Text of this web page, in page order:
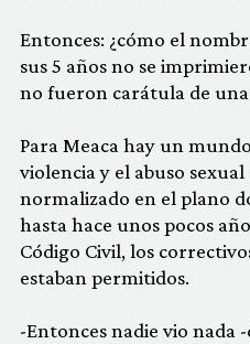
Entonces: ¿cómo el
sus 5 años no se
no fueron carátula de
Para Meaca hay un
violencia y el abuso
normalizado en el plano
hasta hace unos pocos
Código Civil, los
estaban permitidos.
-Entonces nadie vio nada